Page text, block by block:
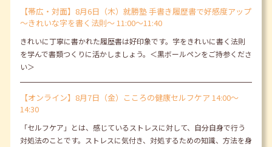
【帯広・対面】8月6日（木）就勝塾 手書き履歴書で好感度アップ
～きれいな字を書く法則～ 11:00～11:40
きれいに丁寧に書かれた履歴書は好印象です。字をきれいに書く法則
を学んで書類つくりに活かしましょう。＜黒ボールペンをご持参くださ
い＞
【オンライン】8月7日（金）こころの健康セルフケア 14:00～
14:30
「セルフケア」とは、感じているストレスに対して、自分自身で行う
対処法のことです。ストレスに気付き、対処するための知識、方法を身